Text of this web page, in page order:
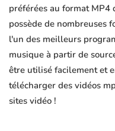
préférées au format
possède de nombreuses
l'un des meilleurs
musique à partir de
être utilisé facilement et
télécharger des vidéos
sites vidéo !